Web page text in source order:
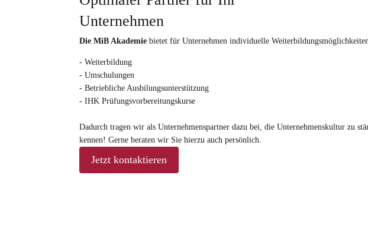
Unternehmen
Die MiB Akademie bietet für Unternehmen individuelle
- Weiterbildung
- Umschulungen
- Betriebliche Ausbilungsunterstützung
- IHK Prüfungsvorbereitungskurse
Dadurch tragen wir als Unternehmenspartner dazu bei, die Unternehmenskultur zu
kennen! Gerne beraten wir Sie hierzu auch persönlich.
Jetzt kontaktieren